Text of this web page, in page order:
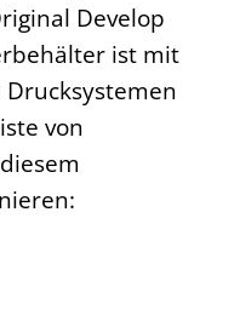
Develop
ist mit
von